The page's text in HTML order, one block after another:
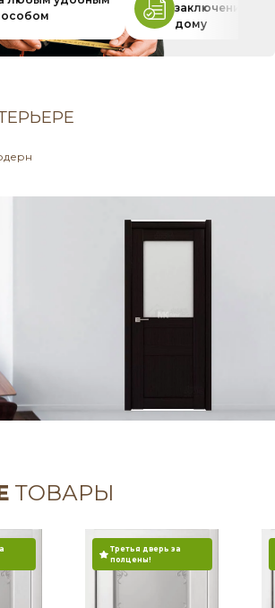
заключения
дому
ТОВАРЫ
Третья дверь за
полцены!